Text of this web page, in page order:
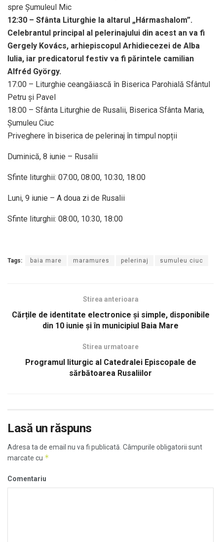
spre Șumuleul Mic
12:30 – Sfânta Liturghie la altarul „Hármashalom”.
Celebrantul principal al pelerinajului din acest an va fi
Gergely Kovács, arhiepiscopul Arhidiecezei de Alba
Iulia, iar predicatorul festiv va fi părintele camilian
Alfréd György.
17:00 – Liturghie ceangăiască în Biserica Parohială Sfântul
Petru și Pavel
18:00 – Sfânta Liturghie de Rusalii, Biserica Sfânta Maria,
Șumuleu Ciuc
Priveghere în biserica de pelerinaj în timpul nopții
Duminică, 8 iunie – Rusalii
Sfinte liturghii: 07:00, 08:00, 10:30, 18:00
Luni, 9 iunie – A doua zi de Rusalii
Sfinte liturghii: 08:00, 10:30, 18:00
Tags: baia mare maramures pelerinaj sumuleu ciuc
Stirea anterioara
Cărțile de identitate electronice și simple, disponibile
din 10 iunie și în municipiul Baia Mare
Stirea urmatoare
Programul liturgic al Catedralei Episcopale de
sărbătoarea Rusaliilor
Lasă un răspuns
Adresa ta de email nu va fi publicată. Câmpurile obligatorii sunt
marcate cu *
Comentariu